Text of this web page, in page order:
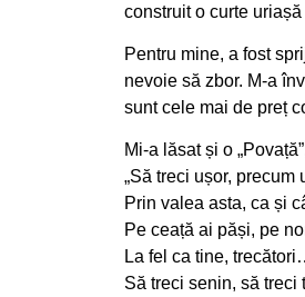
construit o curte
Pentru mine, a fost
nevoie să zbor. M-a
sunt cele mai de preț
Mi-a lăsat și o
„Să treci ușor, precum
Prin valea asta, ca și
Pe ceață ai păși, pe
La fel ca tine,
Să treci senin, să treci